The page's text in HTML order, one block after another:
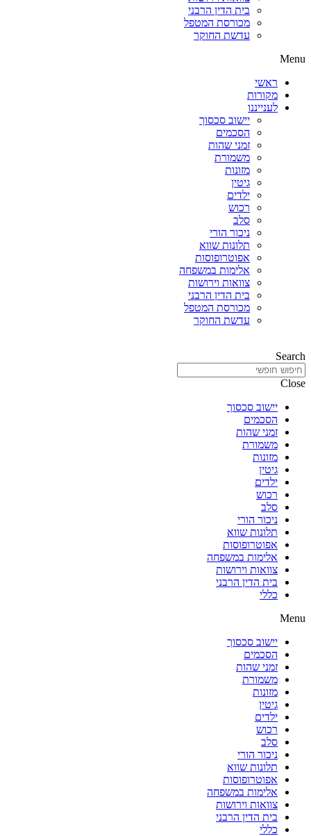
בית הדין הרבני
מכורסת המטפל
עדשת החוקר
Menu
ראשי
מקורות
לענייננו
יישוב סכסוך
הסכמים
זמני שהות
משמורת
מזונות
גיטין
ילדים
רכוש
סלב
ניכור הורי
תלונות שווא
אפוטרופוסות
אלימות במשפחה
צוואות וירושות
בית הדין הרבני
מכורסת המטפל
עדשת החוקר
Search
Close
יישוב סכסוך
הסכמים
זמני שהות
משמורת
מזונות
גיטין
ילדים
רכוש
סלב
ניכור הורי
תלונות שווא
אפוטרופוסות
אלימות במשפחה
צוואות וירושות
בית הדין הרבני
כללי
Menu
יישוב סכסוך
הסכמים
זמני שהות
משמורת
מזונות
גיטין
ילדים
רכוש
סלב
ניכור הורי
תלונות שווא
אפוטרופוסות
אלימות במשפחה
צוואות וירושות
בית הדין הרבני
כללי